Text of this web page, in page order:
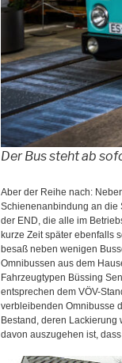
Der Bus steht ab
Aber der Reihe nach:
Schienenanbindung an die
der END, die alle im
kurze Zeit später ebenfalls
besaß neben wenigen
Omnibussen aus dem
Fahrzeugtypen Büssing
entsprechen dem VÖV-
verbleibenden Omnibusse
Bestand, deren Lackierung
davon auszugehen ist,